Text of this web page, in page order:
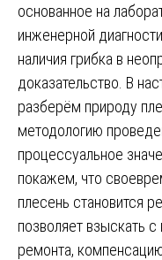
основанное на
инженерной
наличия грибка в
доказательство. В
разберём природу
методологию
процессуальное
покажем, что
плесень становится
позволяет взыскать
ремонта,